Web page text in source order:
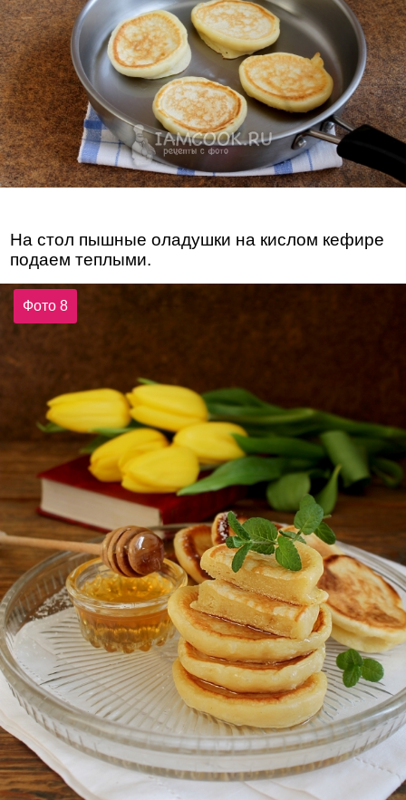
На стол пышные оладушки на кислом кефире
подаем теплыми.
Фото 8